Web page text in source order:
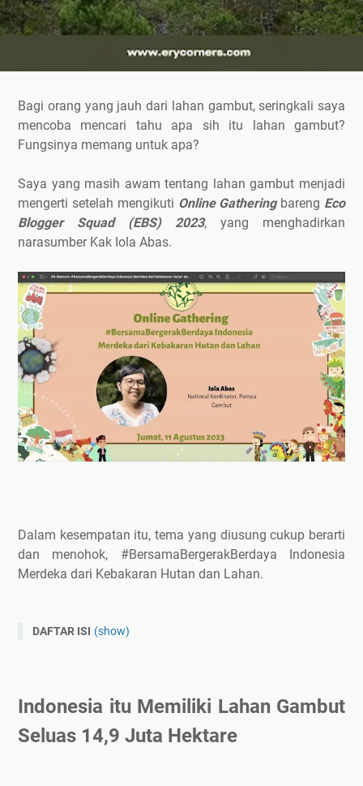
Bagi orang yang jauh dari lahan gambut, seringkali saya
mencoba mencari tahu apa sih itu lahan gambut?
Fungsinya memang untuk apa?
Saya yang masih awam tentang lahan gambut menjadi
mengerti setelah mengikuti Online Gatheringbareng Eco
Blogger Squad (EBS) 2023, yang menghadirkan
narasumber Kak Iola Abas.
Dalam kesempatan itu, tema yang diusung cukup berarti
dan menohok, #BersamaBergerakBerdaya Indonesia
Merdeka dari Kebakaran Hutan dan Lahan.
DAFTAR ISI (show)
Peran Penting Lahan Gambut
dan El Nino
Indonesia itu Memiliki Lahan Gambut
Seluas 14,9 Juta Hektare